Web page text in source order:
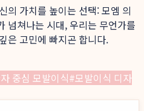
의 가치를 높이는 선택: 모엠 의
넘쳐나는 시대, 우리는 무언가를
은 고민에 빠지곤 합니다.
중심 모발이식#모발이식 디자